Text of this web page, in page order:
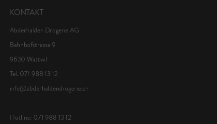
KONTAKT
Abderhalden Drogerie AG
Bahnhofstrasse 9
9630 Wattwil
Tel. 071 988 13 12
info@abderhaldendrogerie.ch
Hotline: 071 988 13 12